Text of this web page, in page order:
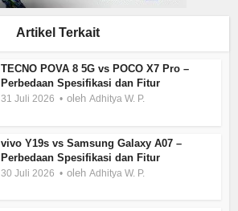
Artikel Terkait
TECNO POVA 8 5G vs POCO X7 Pro –
Perbedaan Spesifikasi dan Fitur
31 Juli 2026 olehAdhitya W. P.
vivo Y19s vs Samsung Galaxy A07 –
Perbedaan Spesifikasi dan Fitur
30 Juli 2026 olehAdhitya W. P.